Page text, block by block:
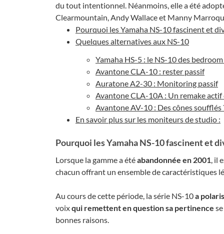
du tout intentionnel. Néanmoins, elle a été
Clearmountain, Andy Wallace et Manny
Pourquoi les Yamaha NS-10 fascinent et
Quelques alternatives aux NS-10
Yamaha HS-5 : le NS-10 des
Avantone CLA-10 : rester passif
Auratone A2-30 : Monitoring passif
Avantone CLA-10A : Un remake
Avantone AV-10 : Des cônes soufflés
En savoir plus sur les moniteurs de studio :
Pourquoi les Yamaha NS-10 fascinent et
Lorsque la gamme a étéabandonnée en 2001, il
chacun offrant un ensemble de caractéristiques
Au cours de cette période, la série NS-10a
voixqui remettent en question sa pertinence
bonnes raisons.